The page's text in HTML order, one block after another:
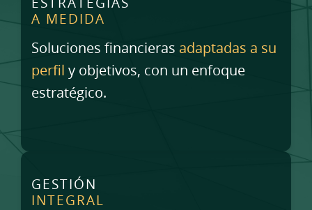
A MEDIDA
Soluciones financieras adaptadas a su
perfil y objetivos, con un enfoque
estratégico.
GESTIÓN
INTEGRAL